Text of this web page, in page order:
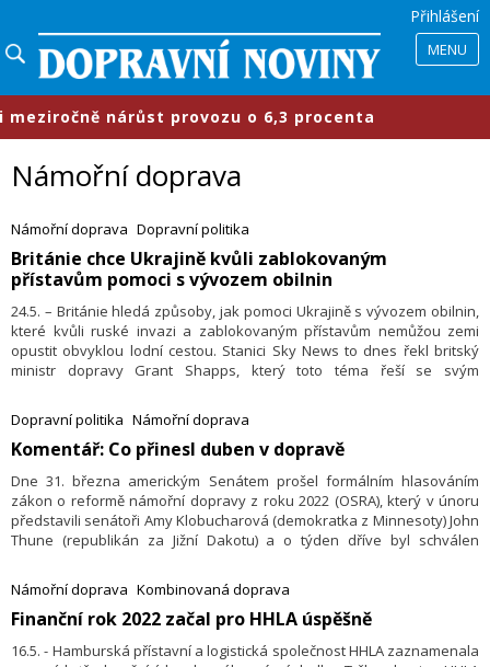
Přihlášení
MENU
nárůst provozu o 6,3 procenta
Námořní doprava
Námořní doprava Dopravní politika
​Británie chce Ukrajině kvůli zablokovaným
přístavům pomoci s vývozem obilnin
24.5. – Británie hledá způsoby, jak pomoci Ukrajině s vývozem obilnin,
které kvůli ruské invazi a zablokovaným přístavům nemůžou zemi
opustit obvyklou lodní cestou. Stanici Sky News to dnes řekl britský
ministr dopravy Grant Shapps, který toto téma řeší se svým
válce čelí problémům, jak vyvézt téměř 25 milionů tun obilí, přičemž
jeho nedostatek může ohrozit miliony hladovějících lidí v chudých
zemích.
Dopravní politika Námořní doprava
​Komentář: Co přinesl duben v dopravě
Dne 31. března americkým Senátem prošel formálním hlasováním
zákon o reformě námořní dopravy z roku 2022 (OSRA), který v únoru
představili senátoři Amy Klobucharová (demokratka z Minnesoty) John
Thune (republikán za Jižní Dakotu) a o týden dříve byl schválen
k jednání se Sněmovnou reprezentantů, aby našel kompromis, který
by podepsal americký prezident.
Námořní doprava Kombinovaná doprava
Finanční rok 2022 začal pro HHLA úspěšně
16.5. - Hamburská přístavní a logistická společnost HHLA zaznamenala